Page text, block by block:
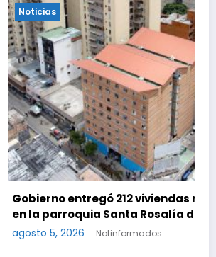
212 viviendas rehabilitadas
Santa Rosalía de Caracas
Notinformados